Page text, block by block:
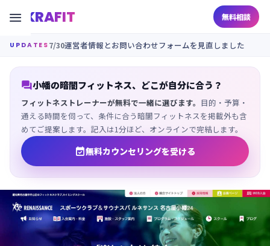
KRAFIT 無料相談

UPDATES 7/30運営者情報とお問い合わせフォームを見直しました
小幡の暗闇フィットネス、どこが自分に合う？
フィットネストレーナーが無料で一緒に選びます。 目的・予算・
通える時間を伺って、条件に合う暗闇フィットネスを掲載外も含
めてご提案します。記入は1分ほど、オンラインで完結します。
無料カウンセリングを受ける